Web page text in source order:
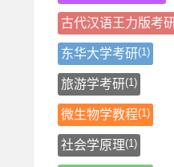
古代汉语王力版考
东华大学考研(1)
旅游学考研(1)
微生物学教程(1)
社会学原理(1)